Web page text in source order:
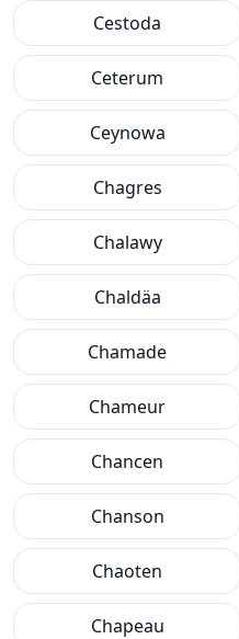
Cestoda
Ceterum
Ceynowa
Chagres
Chalawy
Chaldäa
Chamade
Chameur
Chancen
Chanson
Chaoten
Chapeau